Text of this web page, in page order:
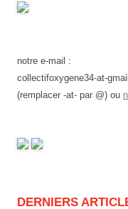
notre e-mail :
collectifoxygene34-at-
(remplacer -at- par @) ou
DERNIERS